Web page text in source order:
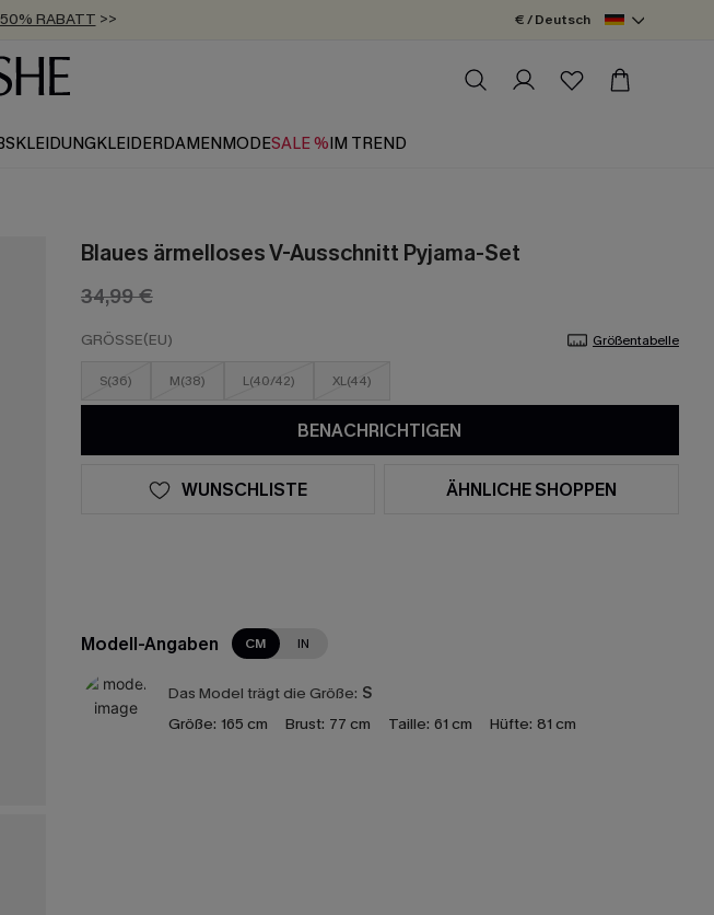
RABATT >>
EXTRA ERHALTEN
AB 89 €
€ / Deutsch
KLEIDERDAMENMODESALE %IM TREND
Blaues ärmelloses V-Ausschnitt Pyjama-Set
34,99 €
GRÖSSE(EU) Größentabelle
S(36) M(38) L(40/42) XL(44)
BENACHRICHTIGEN
WUNSCHLISTE ÄHNLICHE SHOPPEN
Modell-Angaben CM IN
Das Model trägt die Größe: S
Größe: 165 cm Brust: 77 cm Taille: 61 cm Hüfte: 81 cm